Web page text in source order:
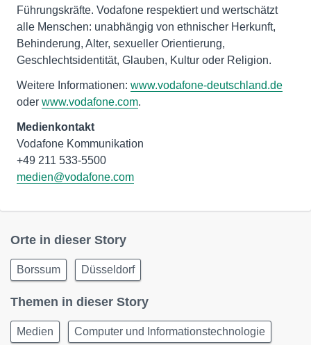
Führungskräfte. Vodafone respektiert und wertschätzt
alle Menschen: unabhängig von ethnischer Herkunft,
Behinderung, Alter, sexueller Orientierung,
Geschlechtsidentität, Glauben, Kultur oder Religion.
Weitere Informationen: www.vodafone-deutschland.de
oder www.vodafone.com.
Medienkontakt
Vodafone Kommunikation
medien@vodafone.com
Orte in dieser Story
Borssum Düsseldorf
Themen in dieser Story
Medien Computer und Informationstechnologie